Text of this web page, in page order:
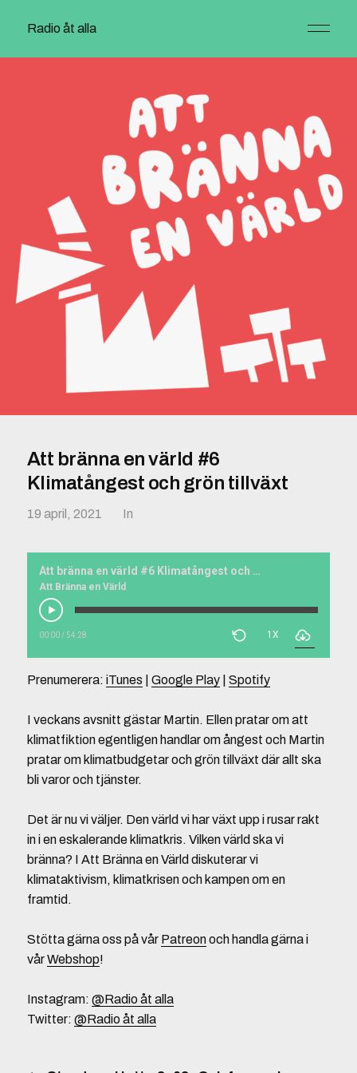
Radio åt alla
Att bränna en värld #6
Klimatångest och grön tillväxt
19 april, 2021 In
Att bränna en värld #6 Klimatångest och grön tillväxt
Att Bränna en Värld
00:00/54:28 1X
Prenumerera: iTunes Google Play| Spotify
I veckans avsnitt gästar Martin. Ellen pratar om att
klimatfiktion egentligen handlar om ångest och Martin
pratar om klimatbudgetar och grön tillväxt där allt ska
bli varor och tjänster.
Det är nu vi väljer. Den värld vi har växt upp i rusar rakt
in i en eskalerande klimatkris. Vilken värld ska vi
bränna? I Att Bränna en Värld diskuterar vi
klimataktivism, klimatkrisen och kampen om en
framtid.
Stötta gärna oss på vår Patreonoch handla gärna i
vårWebshop!
Instagram: @Radio åt alla
Twitter: @Radio åt alla